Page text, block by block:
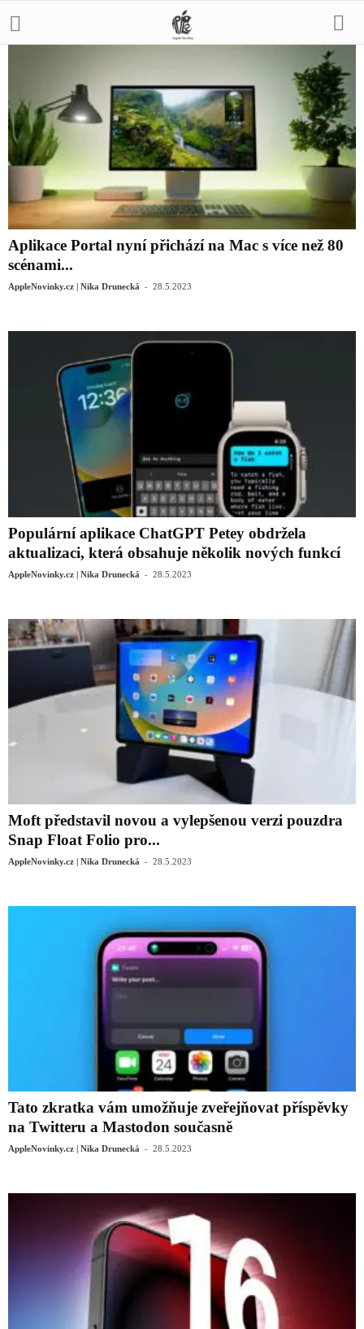
Aplikace Portal nyní přichází na Mac s více než 80
scénami...
AppleNovinky.cz | Nika Drunecká - 28.5.2023
Populární aplikace ChatGPT Petey obdržela
aktualizaci, která obsahuje několik nových funkcí
AppleNovinky.cz | Nika Drunecká - 28.5.2023
Moft představil novou a vylepšenou verzi pouzdra
Snap Float Folio pro...
AppleNovinky.cz | Nika Drunecká - 28.5.2023
Tato zkratka vám umožňuje zveřejňovat příspěvky
na Twitteru a Mastodon současně
AppleNovinky.cz | Nika Drunecká - 28.5.2023